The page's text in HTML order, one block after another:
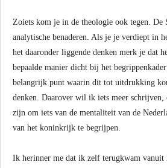
Zoiets kom je in de theologie ook tegen. De
analytische benaderen. Als je je verdiept in
het daaronder liggende denken merk je dat
bepaalde manier dicht bij het
belangrijk punt waarin dit tot uitdrukking
denken. Daarover wil ik iets meer schrijven,
zijn om iets van de mentaliteit van de
van het koninkrijk te begrijpen.
Ik herinner me dat ik zelf terugkwam vanuit